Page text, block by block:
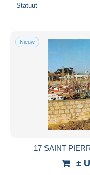
Statuut
Nieuw
17 SAINT
±